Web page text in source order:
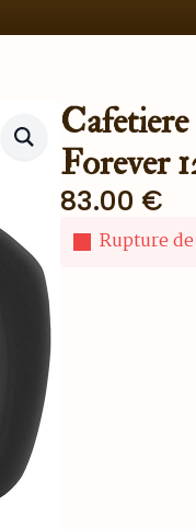
Forever
83.00 €
Rupture